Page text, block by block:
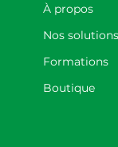
À propos
Nos solutions
Formations
Boutique